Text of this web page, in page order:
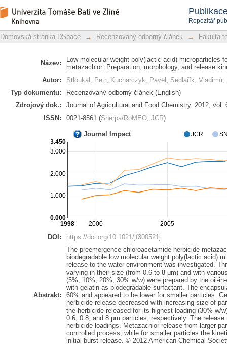
Repozitář
Low molecular weight poly(lactic
herbicide metazachlor: Preparation,
Repozitář DSpace/Manakin
Domovská stránka DSpace → Recenzovaný odborný článek → Fakulta
Název:
Low molecular weight poly(lactic acid) microparticles
metazachlor: Preparation, morphology, and release
Autor:
Stloukal, Petr; Kucharczyk, Pavel ; Sedlařík, Vladimír;
Typ dokumentu:
Recenzovaný odborný článek (English)
Zdrojový dok.:
Journal of Agricultural and Food Chemistry. 2012, vol.
ISSN:
0021-8561 (Sherpa/RoMEO, JCR)
Journal Impact
2000 2005
1998
1.000
2.000
3.000
0.000
3.450
JCR
DOI: https://doi.org/10.1021/jf300521j
Abstrakt:
The preemergence chloroacetamide herbicide
biodegradable low molecular weight poly(lactic acid)
release to the water environment was investigated.
varying in their size (from 0.6 to 8 μm) and with
(5%, 10%, 20%, 30% w/w) were prepared by the oil-
with gelatin as biodegradable surfactant. The
60% and appeared to be lower for smaller particles.
herbicide release decreased with increasing size of
the herbicide released for its highest loading (30% w/
0.6, 0.8, and 8 μm particles, respectively. The release
herbicide loadings. Metazachlor release from larger
controlled process, while for smaller particles the
initial burst release. © 2012 American Chemical